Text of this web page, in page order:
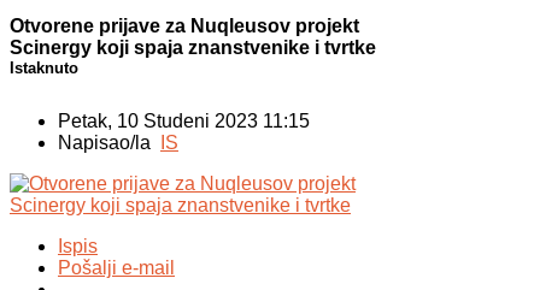
Otvorene prijave za Nuqleusov projekt
Scinergy koji spaja znanstvenike i tvrtke
Istaknuto
Petak, 10 Studeni 2023 11:15
Napisao/la
IS
Ispis
Pošalji e-mail